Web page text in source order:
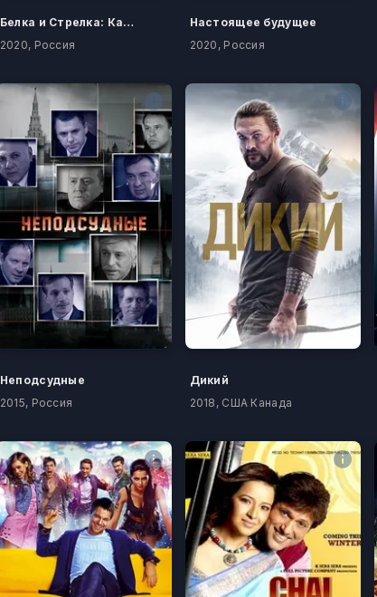
Белка и Стрелка: Карибская тайна
2020, Россия
Настоящее будущее
2020, Россия
Неподсудные
2015, Россия
Дикий
2018, США Канада